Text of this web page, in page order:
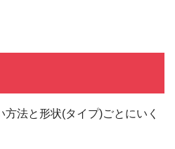
法と形状(タイプ)ごとにいく